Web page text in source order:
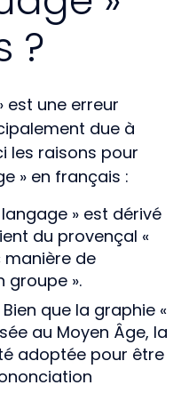
?
est une erreur
due à
les raisons pour
» en français :
langage » est dérivé
du provençal «
manière de
groupe ».
Bien que la graphie «
au Moyen Âge, la
adoptée pour être